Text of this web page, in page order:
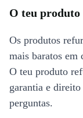
O teu
Os produtos
mais baratos em
O teu produto
garantia e
perguntas.